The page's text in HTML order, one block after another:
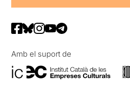
Amb el suport de